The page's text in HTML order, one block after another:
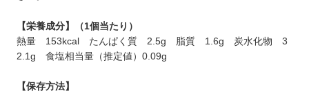
【栄養成分】（1個当たり）
熱量 153kcal たんぱく質 2.5g 脂質 1.6g 炭水化物 3
2.1g 食塩相当量（推定値）0.09g
【保存方法】